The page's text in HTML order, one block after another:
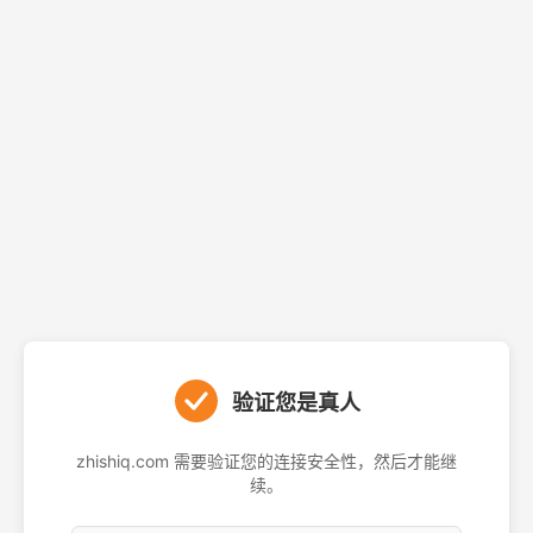
验证您是真人
zhishiq.com 需要验证您的连接安全性，然后才能继
续。